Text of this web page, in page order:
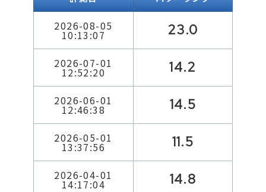
2026-08-05
10:13:07 23.0
2026-07-01
12:52:20 14.2
2026-06-01
12:46:38 14.5
2026-05-01
13:37:56 11.5
2026-04-01
14:17:04 14.8